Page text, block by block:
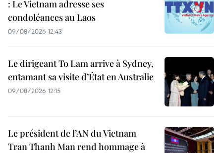
: Le Vietnam adresse ses
condoléances au Laos
09/08/2026 12:43
Le dirigeant To Lam arrive à Sydney,
entamant sa visite d’État en Australie
09/08/2026 12:15
Le président de l’AN du Vietnam
Tran Thanh Man rend hommage à